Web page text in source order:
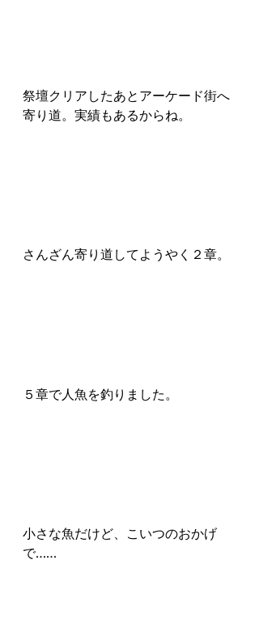
祭壇クリアしたあとアーケード街へ
寄り道。実績もあるからね。
さんざん寄り道してようやく２章。
５章で人魚を釣りました。
小さな魚だけど、こいつのおかげ
で……